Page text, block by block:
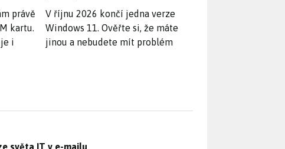
právě
kartu.
i
V říjnu 2026 končí jedna verze
Windows 11. Ověřte si, že máte
jinou a nebudete mít problém
světa IT v e-mailu